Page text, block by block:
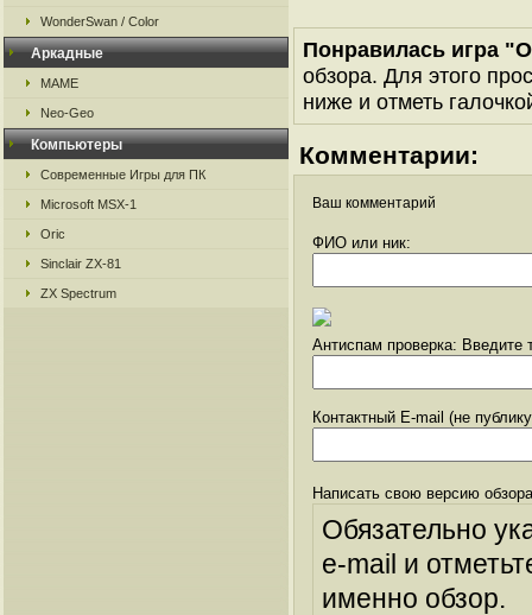
WonderSwan / Color
Аркадные
MAME
Neo-Geo
Компьютеры
Современные Игры для ПК
Microsoft MSX-1
Oric
Sinclair ZX-81
ZX Spectrum
Понравилась игра
обзора. Для этого
ниже и отметь
Комментарии:
Ваш комментарий
ФИО или ник:
Антиспам проверка: Введите
Контактный E-mail (не
Написать свою версию
Обязательно
e-mail и
именно обзор.